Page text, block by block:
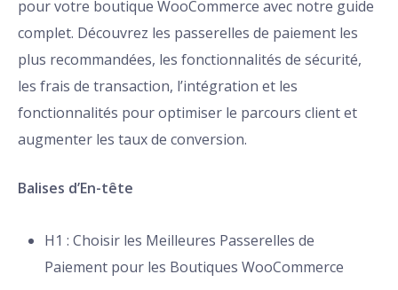
pour votre boutique WooCommerce avec notre guide
complet. Découvrez les passerelles de paiement les
plus recommandées, les fonctionnalités de sécurité,
les frais de transaction, l’intégration et les
fonctionnalités pour optimiser le parcours client et
augmenter les taux de conversion.
Balises d’En-tête
H1 : Choisir les Meilleures Passerelles de
Paiement pour les Boutiques WooCommerce